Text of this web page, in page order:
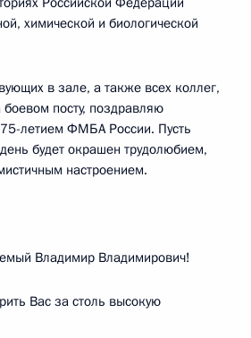
химической и биологической
в зале, а также всех коллег,
посту, поздравляю
летием ФМБА России. Пусть
будет окрашен трудолюбием,
настроением.
Владимир Владимирович!
Вас за столь высокую